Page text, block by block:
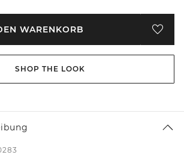
WARENKORB
SHOP THE LOOK